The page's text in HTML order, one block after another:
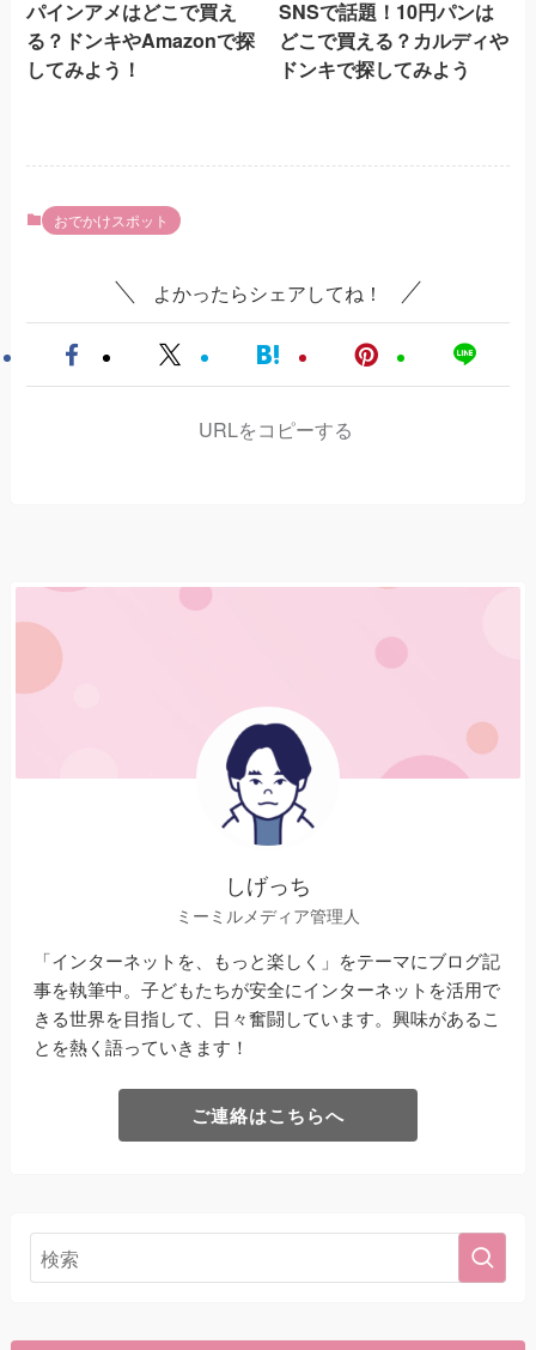
パインアメはどこで買え
る？ドンキやAmazonで探
してみよう！
SNSで話題！10円パンは
どこで買える？カルディや
ドンキで探してみよう
おでかけスポット
よかったらシェアしてね！
URLをコピーする
しげっち
ミーミルメディア管理人
「インターネットを、もっと楽しく」をテーマにブログ記
事を執筆中。子どもたちが安全にインターネットを活用で
きる世界を目指して、日々奮闘しています。興味があるこ
とを熱く語っていきます！
ご連絡はこちらへ